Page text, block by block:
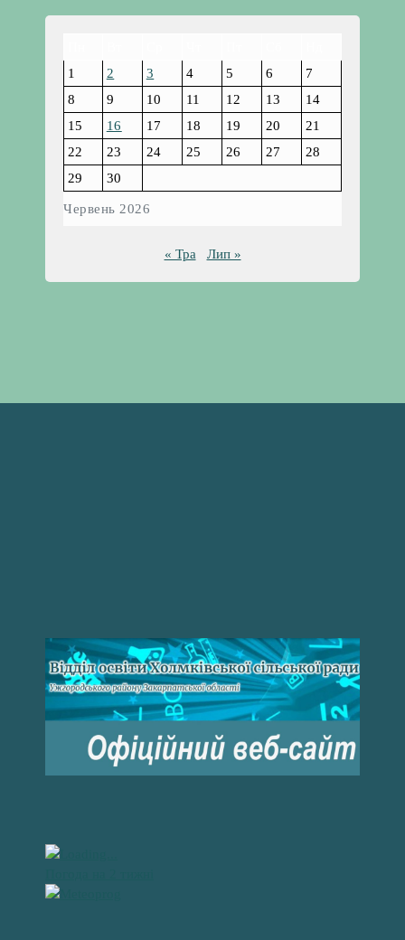
Червень 2026
1
2 3 4 5 6
7
8
9 10 11 12 13
14
15
16 17 18 19 20
21
22
23 24 25 26 27
28
29
30
« Тра Лип »